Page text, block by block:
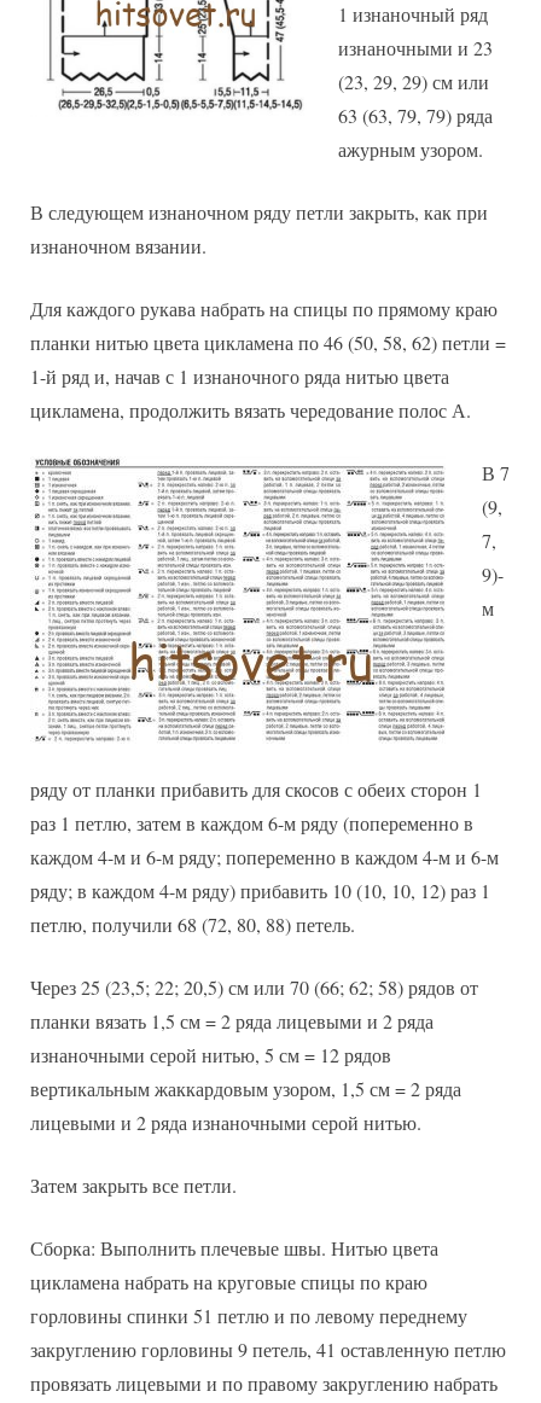
1 изнаночный ряд
изнаночными и 23
(23, 29, 29) см или
63 (63, 79, 79) ряда
ажурным узором.
В следующем изнаночном ряду петли закрыть, как при
изнаночном вязании.
Для каждого рукава набрать на спицы по прямому краю
планки нитью цвета цикламена по 46 (50, 58, 62) петли =
1-й ряд и, начав с 1 изнаночного ряда нитью цвета
цикламена, продолжить вязать чередование полос А.
В 7
(9,
7,
9)-
м
ряду от планки прибавить для скосов с обеих сторон 1
раз 1 петлю, затем в каждом 6-м ряду (попеременно в
каждом 4-м и 6-м ряду; попеременно в каждом 4-м и 6-м
ряду; в каждом 4-м ряду) прибавить 10 (10, 10, 12) раз 1
петлю, получили 68 (72, 80, 88) петель.
Через 25 (23,5; 22; 20,5) см или 70 (66; 62; 58) рядов от
планки вязать 1,5 см = 2 ряда лицевыми и 2 ряда
изнаночными серой нитью, 5 см = 12 рядов
вертикальным жаккардовым узором, 1,5 см = 2 ряда
лицевыми и 2 ряда изнаночными серой нитью.
Затем закрыть все петли.
Сборка: Выполнить плечевые швы. Нитью цвета
цикламена набрать на круговые спицы по краю
горловины спинки 51 петлю и по левому переднему
закруглению горловины 9 петель, 41 оставленную петлю
провязать лицевыми и по правому закруглению набрать